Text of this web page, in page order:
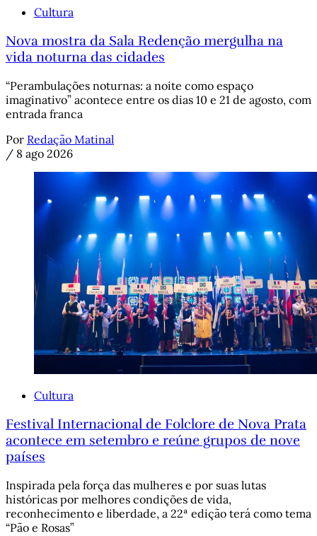
Cultura
Nova mostra da Sala Redenção mergulha na
vida noturna das cidades
“Perambulações noturnas: a noite como espaço
imaginativo” acontece entre os dias 10 e 21 de agosto, com
entrada franca
Por Redação Matinal
/ 8 ago 2026
Cultura
Festival Internacional de Folclore de Nova Prata
acontece em setembro e reúne grupos de nove
países
Inspirada pela força das mulheres e por suas lutas
históricas por melhores condições de vida,
reconhecimento e liberdade, a 22ª edição terá como tema
“Pão e Rosas”